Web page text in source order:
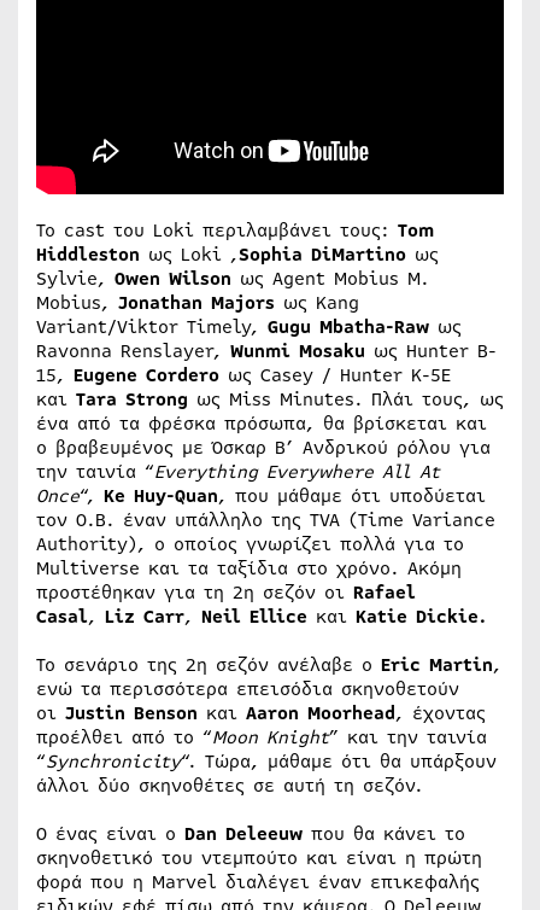
Το cast του Loki περιλαμβάνει τους: Tom
Hiddleston ως Loki ,Sophia DiMartino ως
Sylvie, Owen Wilson ως Agent Mobius M.
Mobius, Jonathan Majors ως Kang
Variant/Viktor Timely, Gugu Mbatha-Raw ως
Ravonna Renslayer, Wunmi Mosaku ως Hunter B-
15, Eugene Cordero ως Casey / Hunter K-5E
και Tara Strong ως Miss Minutes. Πλάι τους, ως
ένα από τα φρέσκα πρόσωπα, θα βρίσκεται και
ο βραβευμένος με Όσκαρ Β’ Ανδρικού ρόλου για
την ταινία “Everything Everywhere All At
Once“, Ke Huy-Quan, που μάθαμε ότι υποδύεται
τον O.B. έναν υπάλληλο της TVA (Time Variance
Authority), ο οποίος γνωρίζει πολλά για το
Multiverse και τα ταξίδια στο χρόνο. Ακόμη
προστέθηκαν για τη 2η σεζόν οι Rafael
Casal, Liz Carr, Neil Ellice και Katie Dickie.
Το σενάριο της 2η σεζόν ανέλαβε ο Eric Martin,
ενώ τα περισσότερα επεισόδια σκηνοθετούν
οι Justin Benson και Aaron Moorhead, έχοντας
προέλθει από το “Moon Knight” και την ταινία
“Synchronicity“. Τώρα, μάθαμε ότι θα υπάρξουν
άλλοι δύο σκηνοθέτες σε αυτή τη σεζόν.
Ο ένας είναι ο Dan Deleeuw που θα κάνει το
σκηνοθετικό του ντεμπούτο και είναι η πρώτη
φορά που η Marvel διαλέγει έναν επικεφαλής